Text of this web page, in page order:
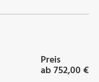
Preis
ab 752,00 €